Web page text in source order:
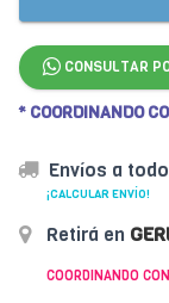
CONSULTAR
* COORDINANDO
Envíos a
¡CALCULAR ENVÍO!
Retirá en
COORDINANDO